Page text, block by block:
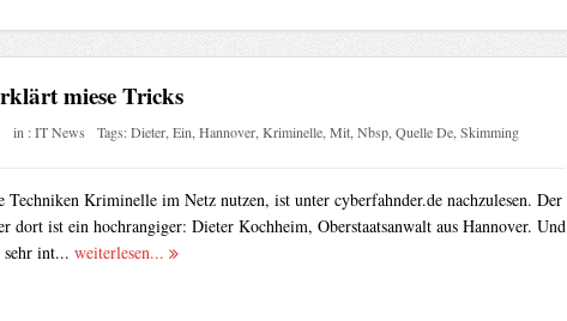
miese Tricks
in :IT News Tags:Dieter,Ein,Hannover,Kriminelle,Mit,Nbsp,Quelle De,Skimming
Techniken Kriminelle im Netz nutzen, ist unter cyberfahnder.de nachzulesen. Der
dort ist ein hochrangiger: Dieter Kochheim, Oberstaatsanwalt aus Hannover. Und
sehr int... weiterlesen...